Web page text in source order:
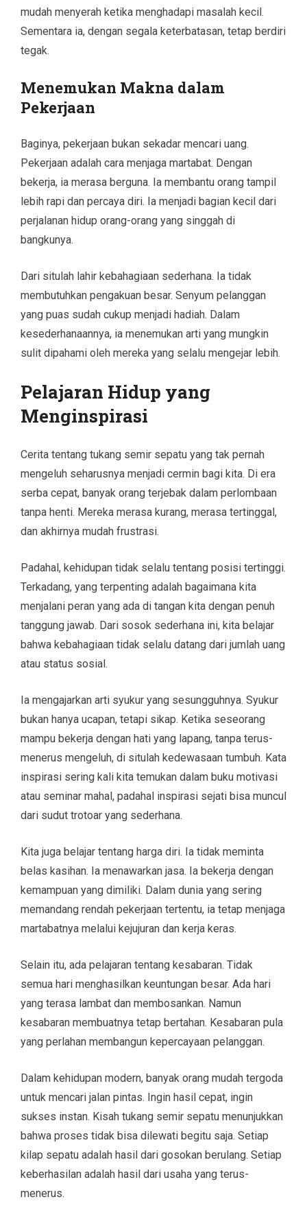
mudah menyerah ketika menghadapi masalah kecil.
Sementara ia, dengan segala keterbatasan, tetap berdiri
tegak.
Menemukan Makna dalam
Pekerjaan
Baginya, pekerjaan bukan sekadar mencari uang.
Pekerjaan adalah cara menjaga martabat. Dengan
bekerja, ia merasa berguna. Ia membantu orang tampil
lebih rapi dan percaya diri. Ia menjadi bagian kecil dari
perjalanan hidup orang-orang yang singgah di
bangkunya.
Dari situlah lahir kebahagiaan sederhana. Ia tidak
membutuhkan pengakuan besar. Senyum pelanggan
yang puas sudah cukup menjadi hadiah. Dalam
kesederhanaannya, ia menemukan arti yang mungkin
sulit dipahami oleh mereka yang selalu mengejar lebih.
Pelajaran Hidup yang
Menginspirasi
Cerita tentang tukang semir sepatu yang tak pernah
mengeluh seharusnya menjadi cermin bagi kita. Di era
serba cepat, banyak orang terjebak dalam perlombaan
tanpa henti. Mereka merasa kurang, merasa tertinggal,
dan akhirnya mudah frustrasi.
Padahal, kehidupan tidak selalu tentang posisi tertinggi.
Terkadang, yang terpenting adalah bagaimana kita
menjalani peran yang ada di tangan kita dengan penuh
tanggung jawab. Dari sosok sederhana ini, kita belajar
bahwa kebahagiaan tidak selalu datang dari jumlah uang
atau status sosial.
Ia mengajarkan arti syukur yang sesungguhnya. Syukur
bukan hanya ucapan, tetapi sikap. Ketika seseorang
mampu bekerja dengan hati yang lapang, tanpa terus-
menerus mengeluh, di situlah kedewasaan tumbuh. Kata
inspirasi sering kali kita temukan dalam buku motivasi
atau seminar mahal, padahal inspirasi sejati bisa muncul
dari sudut trotoar yang sederhana.
Kita juga belajar tentang harga diri. Ia tidak meminta
belas kasihan. Ia menawarkan jasa. Ia bekerja dengan
kemampuan yang dimiliki. Dalam dunia yang sering
memandang rendah pekerjaan tertentu, ia tetap menjaga
martabatnya melalui kejujuran dan kerja keras.
Selain itu, ada pelajaran tentang kesabaran. Tidak
semua hari menghasilkan keuntungan besar. Ada hari
yang terasa lambat dan membosankan. Namun
kesabaran membuatnya tetap bertahan. Kesabaran pula
yang perlahan membangun kepercayaan pelanggan.
Dalam kehidupan modern, banyak orang mudah tergoda
untuk mencari jalan pintas. Ingin hasil cepat, ingin
sukses instan. Kisah tukang semir sepatu menunjukkan
bahwa proses tidak bisa dilewati begitu saja. Setiap
kilap sepatu adalah hasil dari gosokan berulang. Setiap
keberhasilan adalah hasil dari usaha yang terus-
menerus.